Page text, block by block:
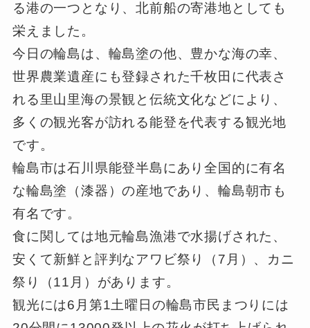
る港の一つとなり、北前船の寄港地としても
栄えました。
今日の輪島は、輪島塗の他、豊かな海の幸、
世界農業遺産にも登録された千枚田に代表さ
れる里山里海の景観と伝統文化などにより、
多くの観光客が訪れる能登を代表する観光地
です。
輪島市は石川県能登半島にあり全国的に有名
な輪島塗（漆器）の産地であり、輪島朝市も
有名です。
食に関しては地元輪島漁港で水揚げされた、
安くて新鮮と評判なアワビ祭り（7月）、カニ
祭り（11月）があります。
観光には6月第1土曜日の輪島市民まつりには